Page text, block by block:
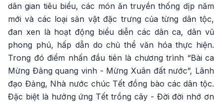
dân gian tiêu biểu, các món ăn truyền thống dịp năm
mới và các loại sản vật đặc trưng của từng dân tộc,
đan xen là hoạt động biểu diễn các dân ca, dân vũ
phong phú, hấp dẫn do chủ thể văn hóa thực hiện.
Trong đó điểm nhấn đầu tiên là chương trình “Bài ca
Mừng Đảng quang vinh - Mừng Xuân đất nước”, Lãnh
đạo Đảng, Nhà nước chúc Tết đồng bào các dân tộc.
Đặc biệt là hưởng ứng Tết trồng cây - Đời đời nhớ ơn